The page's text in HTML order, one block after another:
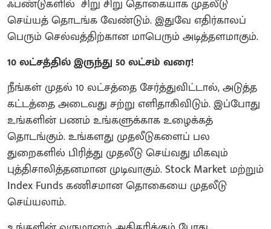
ஃபண்டுகளில் சிறு சிறு தொகையாக முதலீடு
செய்யத் தொடங்க வேண்டும். இதுவே எதிர்காலப்
பெரும் செல்வத்திற்கான மாபெரும் அடித்தளமாகும்.
10 லட்சத்தில் இருந்து 50 லட்சம் வரை!
நீங்கள் முதல் 10 லட்சத்தை சேர்த்துவிட்டால், அடுத்த
கட்டத்தை அடைவது சற்று எளிதாகிவிடும். இப்போது
உங்களின் பணம் உங்களுக்காக உழைக்கத்
தொடங்கும். உங்களது முதலீடுகளைப் பல
துறைகளில் பிரித்து முதலீடு செய்வது மிகவும்
புத்திசாலித்தனமான முடிவாகும். Stock Market மற்றும்
Index Funds கணிசமான தொகையை முதலீடு
செய்யலாம்.